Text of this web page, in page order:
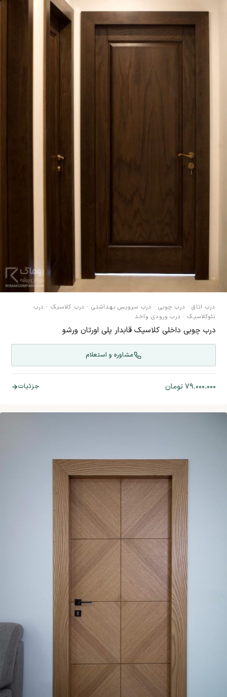
درب اتاق· درب چوبی · درب سرویس بهداشتی · درب کلاسیک · درب
نئوکلاسیک· درب ورودی واحد
درب چوبی داخلی کلاسیک قابدار پلی اورتان ورشو
مشاوره و استعلام
۷۹.۰۰۰.۰۰۰ تومان جزئیات